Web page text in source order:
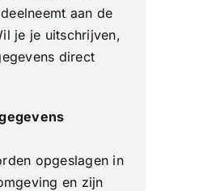
aan de
je je uitschrijven,
direct
opgeslagen in
en zijn